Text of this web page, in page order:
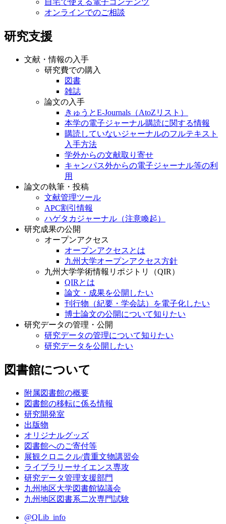
オンラインでのご相談
研究支援
文献・情報の入手
研究費での購入
図書
雑誌
論文の入手
きゅうとE-Journals（AtoZリスト）
本学の電子ジャーナル購読に関する情報
購読していないジャーナルのフルテキスト
入手方法
学外からの文献取り寄せ
キャンパス外からの電子ジャーナル等の利
用
論文の執筆・投稿
文献管理ツール
APC割引情報
ハゲタカジャーナル（注意喚起）
研究成果の公開
オープンアクセス
オープンアクセスとは
九州大学オープンアクセス方針
九州大学学術情報リポジトリ（QIR）
QIRとは
論文・成果を公開したい
刊行物（紀要・学会誌）を電子化したい
博士論文の公開について知りたい
研究データの管理・公開
研究データの管理について知りたい
研究データを公開したい
図書館について
附属図書館の概要
図書館の移転に係る情報
研究開発室
出版物
オリジナルグッズ
図書館へのご寄付等
展観クロニクル/貴重文物講習会
ライブラリーサイエンス専攻
研究データ管理支援部門
九州地区大学図書館協議会
九州地区図書系二次専門試験
@QLib_info